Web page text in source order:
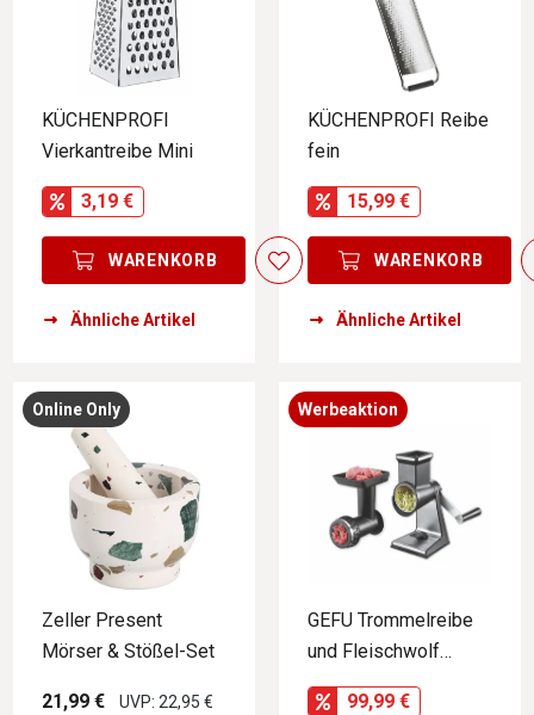
KÜCHENPROFI
Vierkantreibe Mini
3,19 €
WARENKORB
Ähnliche Artikel
KÜCHENPROFI Reibe
fein
15,99 €
WARENKORB
Ähnliche Artikel
Online Only
Zeller Present
Mörser & Stößel-Set
21,99 € UVP: 22,95 €
Werbeaktion
GEFU Trommelreibe
und Fleischwolf
TRANSFORMA
99,99 €